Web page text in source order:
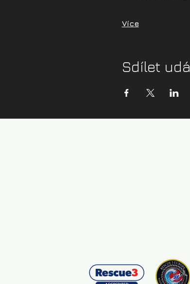
Více
Sdílet